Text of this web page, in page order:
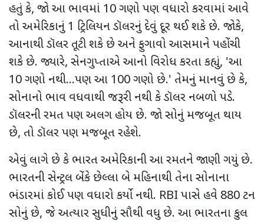
હતું કે, જો આ ભાવમાં 10ગણો પણ વધારો કરવામાં આવે
તો અમેરિકાનું1 ટ્રિલિયન ડૉલરનું દેવું દૂર થઈ શકે છે. જોકે,
આનાથી ડૉલર તૂટી શકે છે અને ફુગાવો આસમાને પહોંચી
શકે છે. જ્યારે, સેનગુપ્તાએ આનો વિરોધ કરતા કહ્યું, 'આ
10ગણો નથી...પણ આ 100ગણો છે.' તેમનું માનવું છે કે,
સોનાનો ભાવ વધવાથી જરૂરી નથી કે ડૉલર નબળો પડે.
ડૉલરની રમત પણ અલગ હોય છે. જો સોનું મજબૂત થાય
છે, તો ડૉલર પણ મજબૂત રહેશે.
એવું લાગે છે કે ભારત અમેરિકાની આ રમતને જાણી ગયું છે.
ભારતની સેન્ટ્રલ બેંકે છેલ્લા બે મહિનાથી તેના સોનાના
ભંડારમાં કોઈ પણ વધારો કર્યો નથી. RBI પાસે હવે 880 ટન
સોનું છે, જે અત્યાર સુધીનું સૌથી વધુ છે. આ ભારતના કુલ